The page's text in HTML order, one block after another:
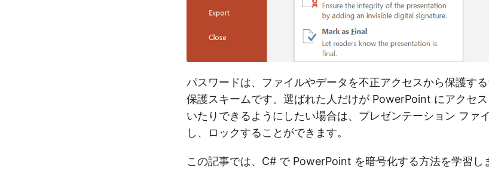
パスワードは、ファイルやデータを不正アクセスから保護す
保護スキームです。選ばれた人だけが PowerPoint にアクセ
いたりできるようにしたい場合は、プレゼンテーション ファ
し、ロックすることができます。
この記事では、C# で PowerPoint を暗号化する方法を学習し